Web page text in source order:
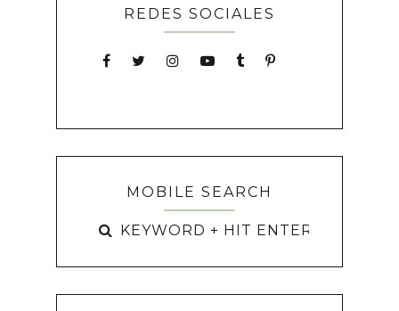
REDES SOCIALES
MOBILE SEARCH